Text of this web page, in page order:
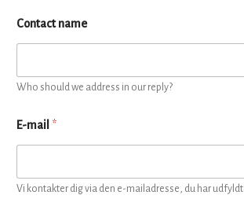
Contact name
Who should we address in our reply?
E-mail *
Vi kontakter dig via den e-mailadresse, du har udfyldt.